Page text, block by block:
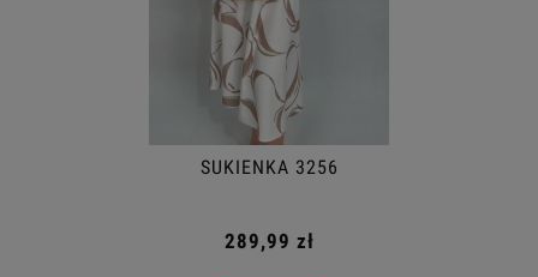
SUKIENKA 3256
289,99 zł